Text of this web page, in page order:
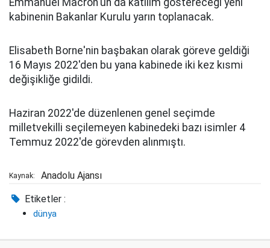
Emmanuel Macron'un da katılım göstereceği yeni
kabinenin Bakanlar Kurulu yarın toplanacak.
Elisabeth Borne'nin başbakan olarak göreve geldiği
16 Mayıs 2022'den bu yana kabinede iki kez kısmi
değişikliğe gidildi.
Haziran 2022'de düzenlenen genel seçimde
milletvekilli seçilemeyen kabinedeki bazı isimler 4
Temmuz 2022'de görevden alınmıştı.
Kaynak: Anadolu Ajansı
Etiketler :
dünya